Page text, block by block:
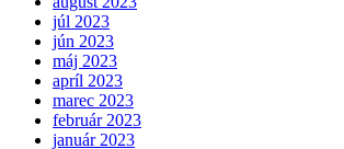
júl 2023
jún 2023
máj 2023
apríl 2023
marec 2023
február 2023
január 2023